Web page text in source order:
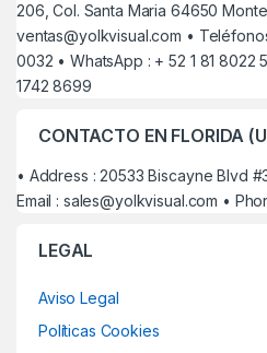
206, Col. Santa Maria 64650
ventas@yolkvisual.com •
0032 • WhatsApp : + 52 1 81 8022
1742 8699
CONTACTO EN FLORIDA
• Address : 20533 Biscayne Blvd
Email : sales@yolkvisual.com •
LEGAL
Aviso Legal
Políticas Cookies